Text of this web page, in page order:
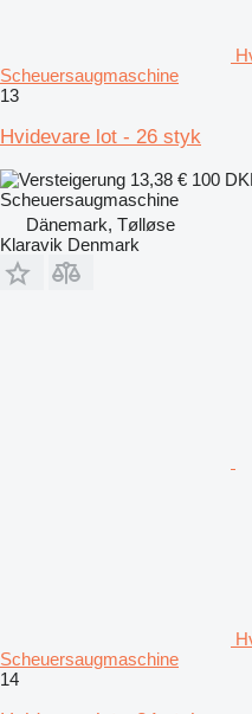
Scheuersaugmaschine
13
Hvidevare lot - 26 styk
13,38 € 100
Scheuersaugmaschine
Dänemark, Tølløse
Klaravik Denmark
Scheuersaugmaschine
14